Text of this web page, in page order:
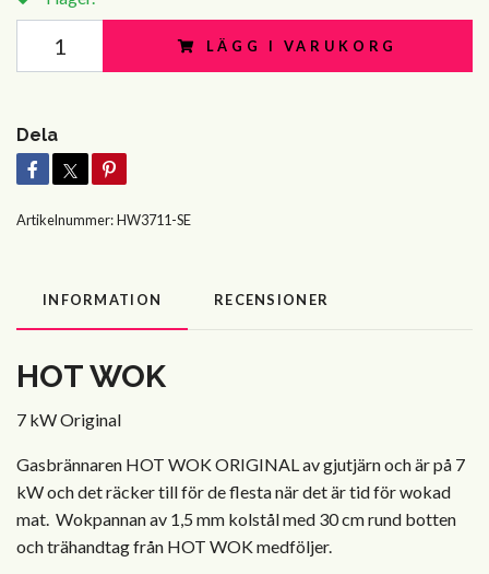
LÄGG I VARUKORG
Dela
Artikelnummer:HW3711-SE
INFORMATION RECENSIONER
HOT WOK
7 kW Original
Gasbrännaren HOT WOK ORIGINAL av gjutjärn och är på 7
kW och det räcker till för de flesta när det är tid för wokad
mat. Wokpannan av 1,5 mm kolstål med 30 cm rund botten
och trähandtag från HOT WOK medföljer.